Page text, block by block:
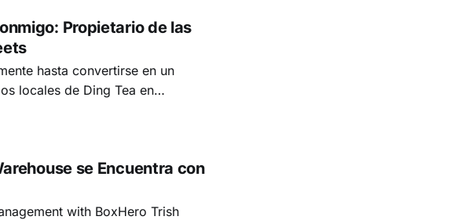
Propietario de las
hasta convertirse en un
locales de Ding Tea en
de especialidad, 36 Streets. Bajo
se Encuentra con
with BoxHero Trish